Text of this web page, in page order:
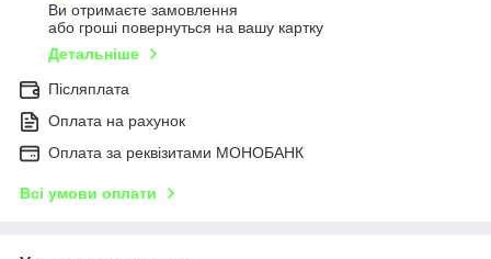
Ви отримаєте замовлення
або гроші повернуться на вашу картку
Детальніше
Післяплата
Оплата на рахунок
Оплата за реквізитами МОНОБАНК
Всі умови оплати